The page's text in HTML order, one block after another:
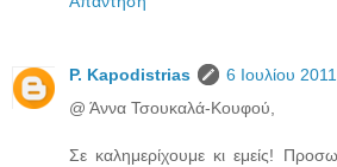
P. Kapodistrias
6 Ιουλίου
@ Άννα Τσουκαλά-Κουφού,
Σε καλημερίχουμε κι εμείς!